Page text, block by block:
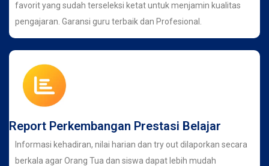
favorit yang sudah terseleksi ketat untuk menjamin kualitas
pengajaran. Garansi guru terbaik dan Profesional.
Report Perkembangan Prestasi Belajar
Informasi kehadiran, nilai harian dan try out dilaporkan secara
berkala agar Orang Tua dan siswa dapat lebih mudah